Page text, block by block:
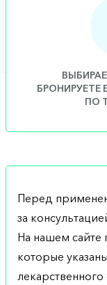
БРОНИРУЕТЕ
ПО
Перед
за
На нашем сайте
которые